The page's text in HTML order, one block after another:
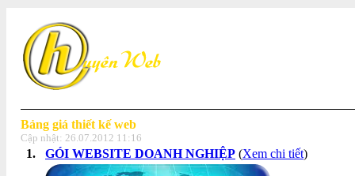
Bảng giá thiết kế web
Cập nhật: 26.07.2012 11:16
1. GÓI WEBSITE DOANH NGHIỆP (Xem chi tiết)